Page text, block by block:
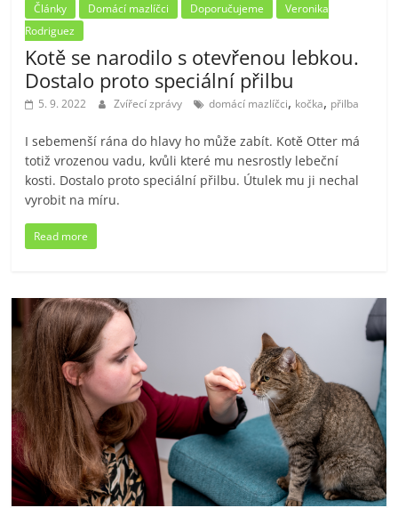
Články Domácí mazlíčci Doporučujeme
Veronika
Rodriguez
Kotě se narodilo s otevřenou lebkou.
Dostalo proto speciální přilbu
5. 9. 2022 Zvířecí zprávy domácí mazlíčci, kočka, přilba
I sebemenší rána do hlavy ho může zabít. Kotě Otter má
totiž vrozenou vadu, kvůli které mu nesrostly lebeční
kosti. Dostalo proto speciální přilbu. Útulek mu ji nechal
vyrobit na míru.
Read more